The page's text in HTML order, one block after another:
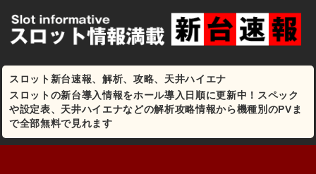
スロット新台速報、解析、攻略、天井ハイエナ
スロットの新台導入情報をホール導入日順に更新中！スペック
や設定表、天井ハイエナなどの解析攻略情報から機種別のPVま
で全部無料で見れます